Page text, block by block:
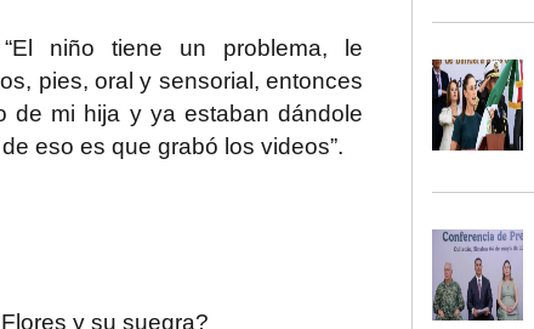
niño tiene un problema, le
pies, oral y sensorial, entonces
de mi hija y ya estaban dándole
eso es que grabó los videos”.
y su suegra?